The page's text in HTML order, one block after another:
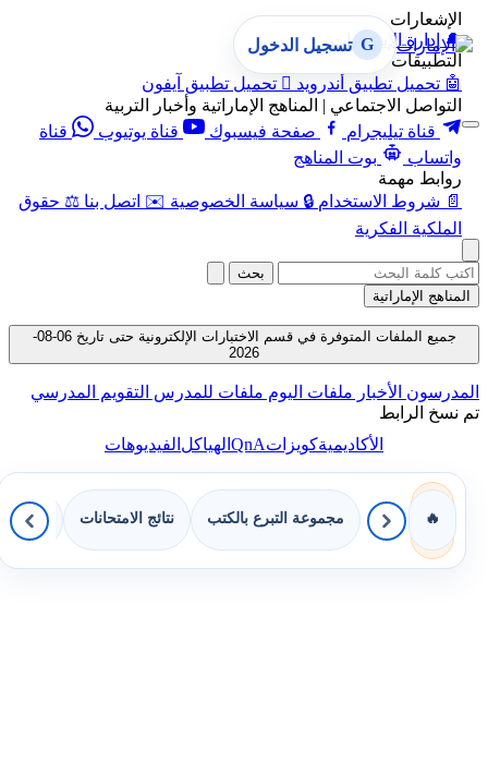
الإشعارات
🔔 إدارة الإشعارات
التطبيقات
🤖 تحميل تطبيق أندرويد  تحميل تطبيق آيفون
التواصل الاجتماعي | المناهج الإماراتية وأخبار التربية
قناة تيليجرام
صفحة فيسبوك قناة يوتيوب
قناة
واتساب
بوت المناهج
روابط مهمة
📄 شروط الاستخدام 🔒 سياسة الخصوصية ✉️ اتصل بنا ⚖️ حقوق
الملكية الفكرية
G تسجيل الدخول
بحث
المناهج الإماراتية
جميع الملفات المتوفرة في قسم الاختبارات الإلكترونية حتى تاريخ 06-08-
2026
المدرسون الأخبار ملفات اليوم ملفات للمدرس التقويم المدرسي
تم نسخ الرابط
الأكاديميةكويزاتQnAالهياكل الفيديوهات
🔥 مجموعة التبرع بالكتب نتائج الامتحانات